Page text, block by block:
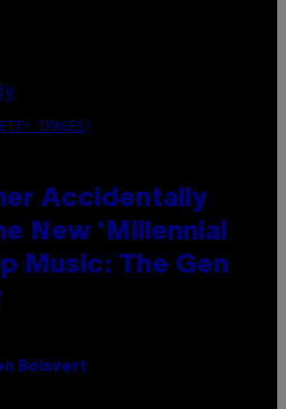
IMAGES)
Accidentally
New ‘Millennial
Music: The Gen
Boisvert